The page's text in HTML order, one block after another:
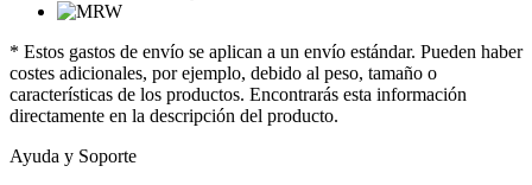
* Estos gastos de envío se aplican a un envío estándar. Pueden haber
costes adicionales, por ejemplo, debido al peso, tamaño o
características de los productos. Encontrarás esta información
directamente en la descripción del producto.
Ayuda y Soporte